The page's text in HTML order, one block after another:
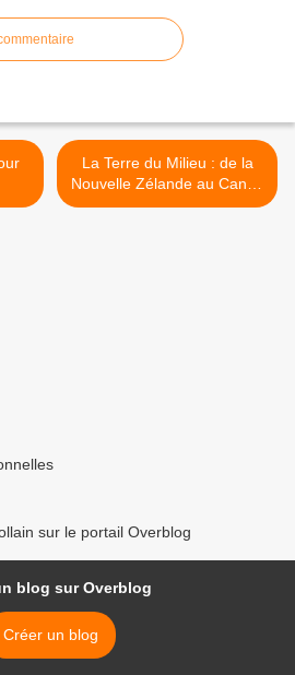
La Terre du Milieu : de la
Nouvelle Zélande au Cantal
>
sur le portail Overblog
blog sur Overblog
Créer un blog